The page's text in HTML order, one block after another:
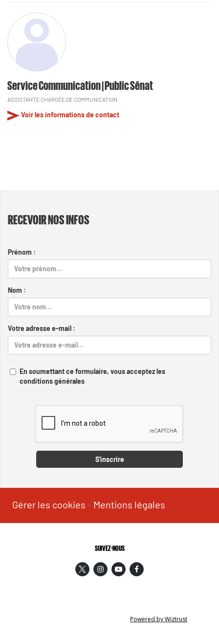
Service Communication | Public Sénat
ASSISTANTE CHARGÉE DE COMMUNICATION
Voir les informations de contact
RECEVOIR NOS INFOS
Prénom :
Nom :
Votre adresse e-mail :
En soumettant ce formulaire, vous acceptez les
conditions générales
S'inscrire
Gérer les cookies - Mentions légales
SUIVEZ-NOUS
Powered by Wiztrust